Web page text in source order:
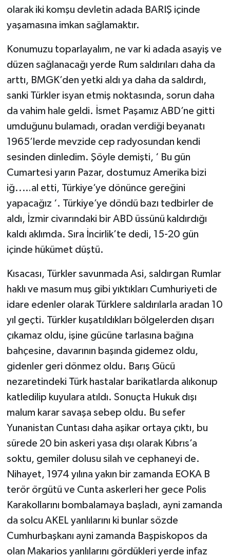
olarak iki komşu devletin adada BARIŞ içinde
yaşamasına imkan sağlamaktır.
Konumuzu toparlayalım, ne var ki adada asayiş ve
düzen sağlanacağı yerde Rum saldırıları daha da
arttı, BMGK’den yetki aldı ya daha da saldırdı,
sanki Türkler isyan etmiş noktasında, sorun daha
da vahim hale geldi. İsmet Paşamız ABD’ne gitti
umduğunu bulamadı, oradan verdiği beyanatı
1965’lerde mevzide cep radyosundan kendi
sesinden dinledim. Şöyle demişti, ‘ Bu gün
Cumartesi yarın Pazar, dostumuz Amerika bizi
iğ..…al etti, Türkiye’ye dönünce gereğini
yapacağız ‘. Türkiye’ye döndü bazı tedbirler de
aldı, İzmir civarındaki bir ABD üssünü kaldırdığı
kaldı aklımda. Sıra İncirlik’te dedi, 15-20 gün
içinde hükümet düştü.
Kısacası, Türkler savunmada Asi, saldırgan Rumlar
haklı ve masum muş gibi yıktıkları Cumhuriyeti de
idare edenler olarak Türklere saldırılarla aradan 10
yıl geçti. Türkler kuşatıldıkları bölgelerden dışarı
çıkamaz oldu, işine gücüne tarlasına bağına
bahçesine, davarının başında gidemez oldu,
gidenler geri dönmez oldu. Barış Gücü
nezaretindeki Türk hastalar barikatlarda alıkonup
katledilip kuyulara atıldı. Sonuçta Hukuk dışı
malum karar savaşa sebep oldu. Bu sefer
Yunanistan Cuntası daha aşikar ortaya çıktı, bu
sürede 20 bin askeri yasa dışı olarak Kıbrıs’a
soktu, gemiler dolusu silah ve cephaneyi de.
Nihayet, 1974 yılına yakın bir zamanda EOKA B
terör örgütü ve Cunta askerleri her gece Polis
Karakollarını bombalamaya başladı, ayni zamanda
da solcu AKEL yanlılarını ki bunlar sözde
Cumhurbaşkanı ayni zamanda Başpiskopos da
olan Makarios yanlılarını gördükleri yerde infaz